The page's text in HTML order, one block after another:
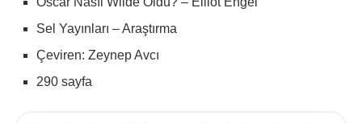
Sel Yayınları – Araştırma
Çeviren: Zeynep Avcı
290 sayfa